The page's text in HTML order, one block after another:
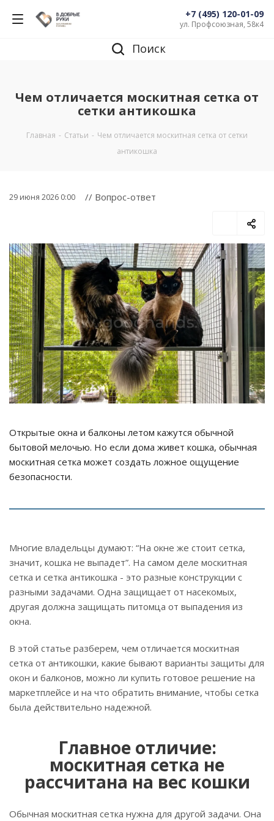
+7 (495) 120-01-09
ул. Профсоюзная, 58к4
Поиск
Чем отличается москитная сетка от
сетки антикошка
Главная - Статьи - Чем отличается москитная сетка от сетки
антикошка
29 июня 2026 0:00 // Вопрос-ответ
Открытые окна и балконы летом кажутся обычной
бытовой мелочью. Но если дома живет кошка, обычная
москитная сетка может создать ложное ощущение
безопасности.
Многие владельцы думают: “На окне же стоит сетка,
значит, кошка не выпадет”. На самом деле москитная
сетка и сетка антикошка - это разные конструкции с
разными задачами. Одна защищает от насекомых,
другая должна защищать питомца от выпадения из
окна.
В этой статье разберем, чем отличается москитная
сетка от антикошки, какие бывают варианты защиты для
окон и балконов, можно ли купить готовое решение на
маркетплейсе и на что обратить внимание, чтобы сетка
была действительно надежной.
Главное отличие:
москитная сетка не
рассчитана на вес кошки
Обычная москитная сетка нужна для другой задачи. Она